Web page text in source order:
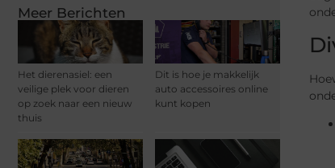
Meer Berichten
Het dierenasiel: een
veilige plek voor dieren
op zoek naar een nieuw
thuis
Dit is hoe je makkelijk
auto accessoires online
kunt kopen